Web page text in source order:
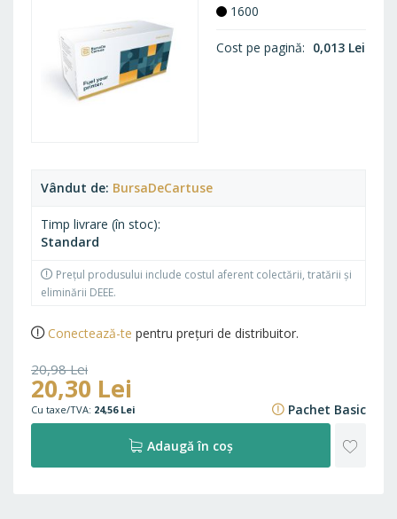
Vândut de BursaDeCartuse
Timp livrare (în stoc)
Standard
Prețul produsului include costul aferent colectării, tratării și
eliminării DEEE.
1600
Cost pe pagină 0,013 Lei
Conectează-te pentru prețuri de distribuitor.
20,98 Lei
25,39 Lei
20,30 Lei
24,56 Lei Pachet Basic
Adaugă în coș